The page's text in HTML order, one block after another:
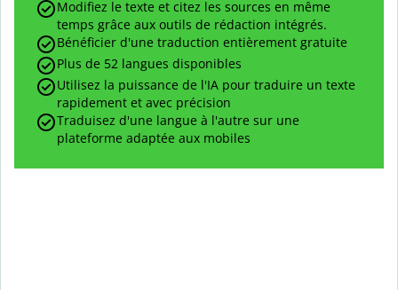
Modifiez le texte et citez les sources en même
temps grâce aux outils de rédaction intégrés.
Bénéficier d'une traduction entièrement gratuite
Plus de 52 langues disponibles
Utilisez la puissance de l'IA pour traduire un texte
rapidement et avec précision
Traduisez d'une langue à l'autre sur une
plateforme adaptée aux mobiles